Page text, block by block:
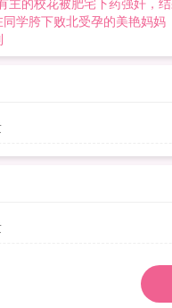
同学胯下败北受孕的美艳妈妈